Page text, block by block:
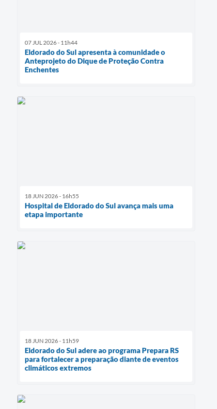
07 JUL 2026 - 11h44
Eldorado do Sul apresenta à comunidade o
Anteprojeto do Dique de Proteção Contra
Enchentes
18 JUN 2026 - 16h55
Hospital de Eldorado do Sul avança mais uma
etapa importante
18 JUN 2026 - 11h59
Eldorado do Sul adere ao programa Prepara RS
para fortalecer a preparação diante de eventos
climáticos extremos